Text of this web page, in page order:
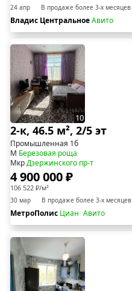
24 апр В продаже более 3-х месяцев
Владис ЦентральноеАвито
10
2-к, 46.5 м², 2/5 эт
Промышленная 1б
М Березовая роща
МкрДзержинского пр-т
4 900 000 ₽
106 522 ₽/м²
30 мар В продаже более 3-х месяцев
МетроПолис Циан Авито